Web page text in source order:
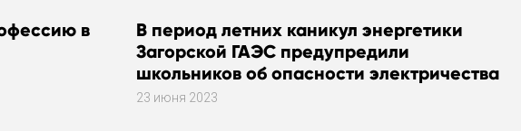
в
В период летних каникул энергетики
Загорской ГАЭС предупредили
школьников об опасности электричества
23 июня 2023